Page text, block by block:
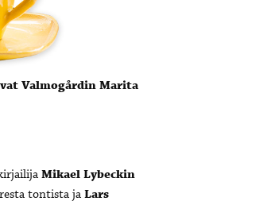
Valmogårdin Marita
Mikael Lybeckin
tontista ja Lars